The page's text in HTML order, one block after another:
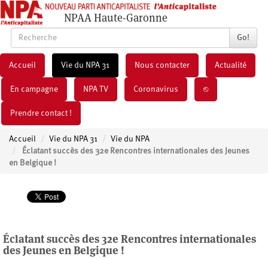
NPAA Haute-Garonne
Go!
Accueil Vie du NPA 31 Nous contacter Actualité
En campagne NPA TV Coronavirus ⎋
Prendre contact !
Accueil Vie du NPA 31
Vie du NPA
Éclatant succès des 32e Rencontres internationales des Jeunes
en Belgique !
Éclatant succès des 32e Rencontres internationales
des Jeunes en Belgique !